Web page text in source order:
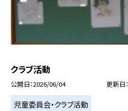
クラブ活動
公開日 2026/06/04 更新日
児童委員会・クラブ活動